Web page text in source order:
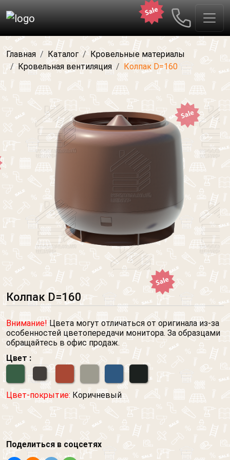
Главная Каталог
Кровельные материалы
Кровельная вентиляция
Колпак D=160
Колпак D=160
Внимание!Цвета могут отличаться от оригинала из-за
особенностей цветопередачи монитора. За образцами
обращайтесь в офис продаж.
Цвет :
Цвет-покрытие: Коричневый
Поделиться в соцсетях